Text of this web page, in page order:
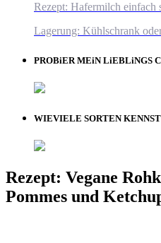
Rezept: Hafermilch einfach
Lagerung: Kühlschrank
PROBiER MEiN LiEBLiNGS
WIEVIELE SORTEN KENNST
Rezept: Vegane
Pommes und